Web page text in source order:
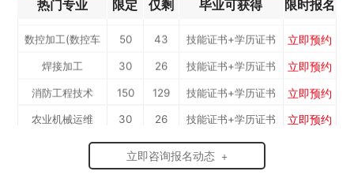
热门专业 限定 仅剩 毕业可获得 限时报名
3D打印技术应用 30 26 技能证书+学历证书 立即预约
数控加工(数控车
工）
50 43 技能证书+学历证书 立即预约
焊接加工 30 26 技能证书+学历证书 立即预约
消防工程技术 150 129 技能证书+学历证书 立即预约
农业机械运维 30 26 技能证书+学历证书 立即预约
通信运营服务 30 26 技能证书+学历证书
计算机应用与维修 50 43 技能证书+学历证书
立即咨询报名动态 +